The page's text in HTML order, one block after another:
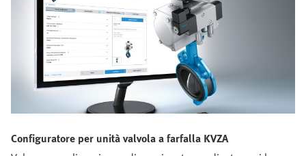
Configuratore per unità valvola a farfalla KVZA